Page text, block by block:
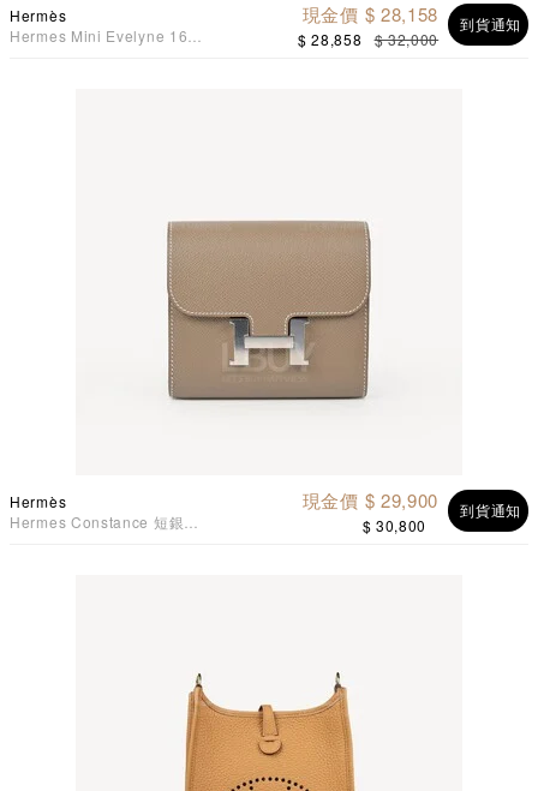
Hermès
Hermes Mini Evelyne 16
到貨通知
現金價 $ 28,158
$ 28,858 $ 32,000
Hermès
Hermes Constance 短銀包
到貨通知
現金價 $ 29,900
$ 30,800